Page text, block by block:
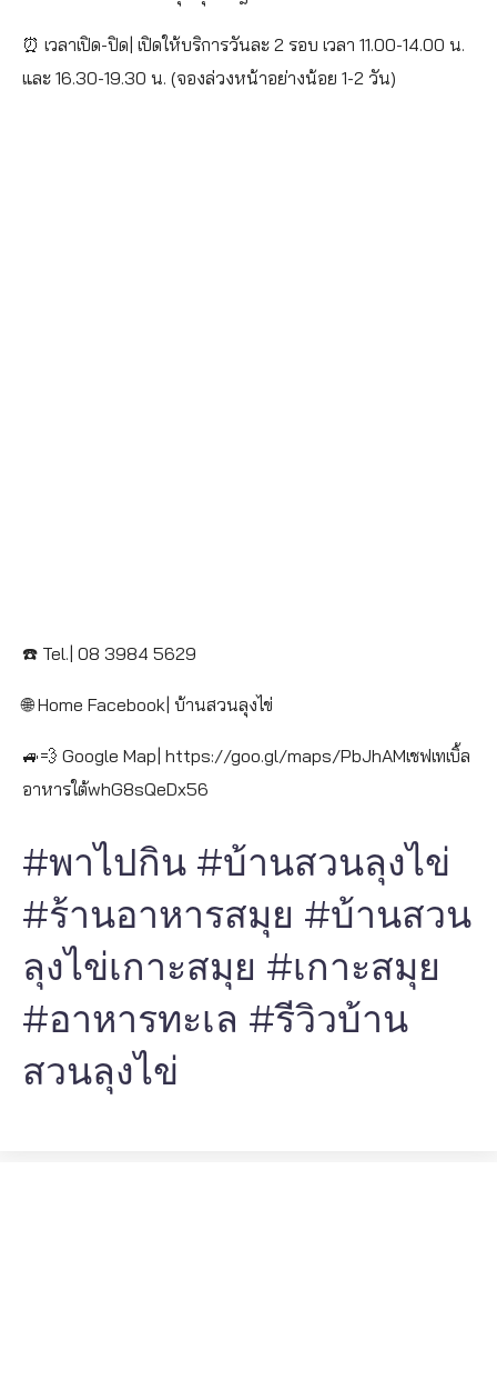
⏰ เวลาเปิด-ปิด| เปิดให้บริการวันละ 2 รอบ เวลา 11.00-14.00 น.
และ 16.30-19.30 น. (จองล่วงหน้าอย่างน้อย 1-2 วัน)
☎️ Tel.| 08 3984 5629
🌐 Home Facebook| บ้านสวนลุงไข่
🚙💨 Google Map| https://goo.gl/maps/PbJhAMเชฟเทเบิ้ล
อาหารใต้whG8sQeDx56
#พาไปกิน #บ้านสวนลุงไข่
#ร้านอาหารสมุย #บ้านสวน
ลุงไข่เกาะสมุย #เกาะสมุย
#อาหารทะเล #รีวิวบ้าน
สวนลุงไข่